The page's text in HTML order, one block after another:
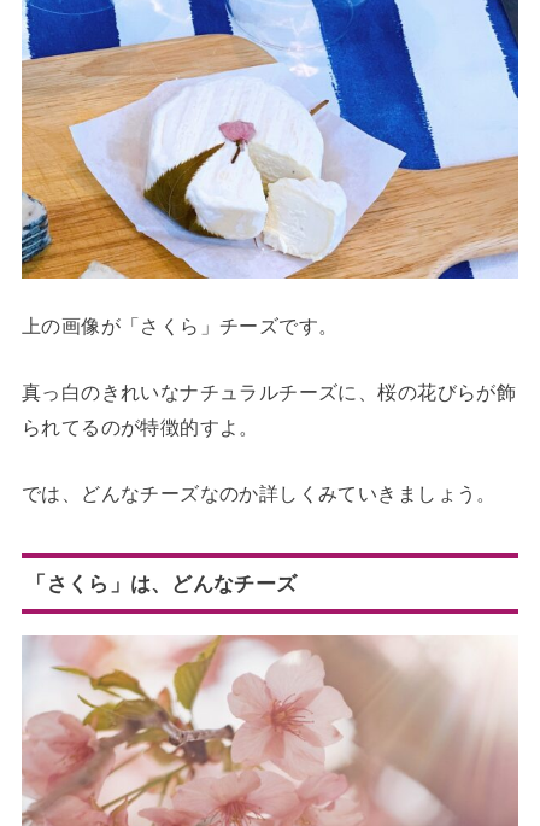
上の画像が「さくら」チーズです。
真っ白のきれいなナチュラルチーズに、桜の花びらが飾
られてるのが特徴的すよ。
では、どんなチーズなのか詳しくみていきましょう。
「さくら」は、どんなチーズ